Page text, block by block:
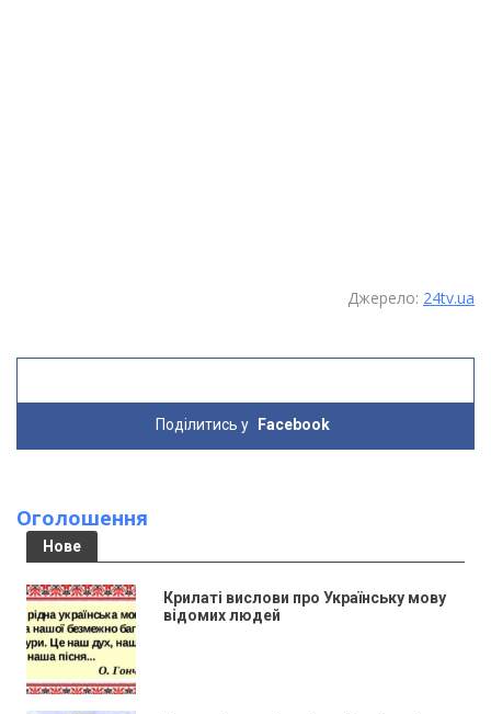
Джерело: 24tv.ua
Поділитись у Facebook
Оголошення
Нове
Крилаті вислови про Українську мову
відомих людей